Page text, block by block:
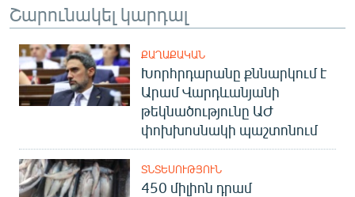
Շարունակել կարդալ
ՔԱՂԱՔԱԿԱՆ
Խորհրդարանը քննարկում է
Արամ Վարդևանյանի
թեկնածությունը ԱԺ
փոխխոսնակի պաշտոնում
ՏՆՏԵՍՈՒԹՅՈՒՆ
450 միլիոն դրամ